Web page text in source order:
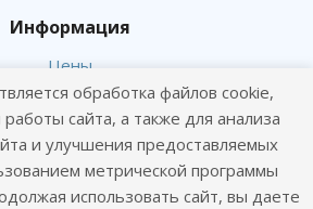
Информация
Цены
Статьи
конфиденциальности
на обработку персональных данных
рекламных рассылок
обработка файлов cookie,
сайта, а также для анализа
и улучшения предоставляемых
метрической программы
использовать сайт, вы даете